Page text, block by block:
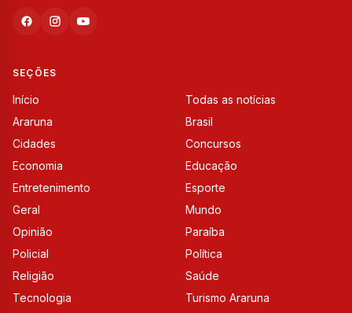
SEÇÕES
Início
Todas as notícias
Araruna
Brasil
Cidades
Concursos
Economia
Educação
Entretenimento
Esporte
Geral
Mundo
Opinião
Paraíba
Policial
Política
Religião
Saúde
Tecnologia
Turismo Araruna